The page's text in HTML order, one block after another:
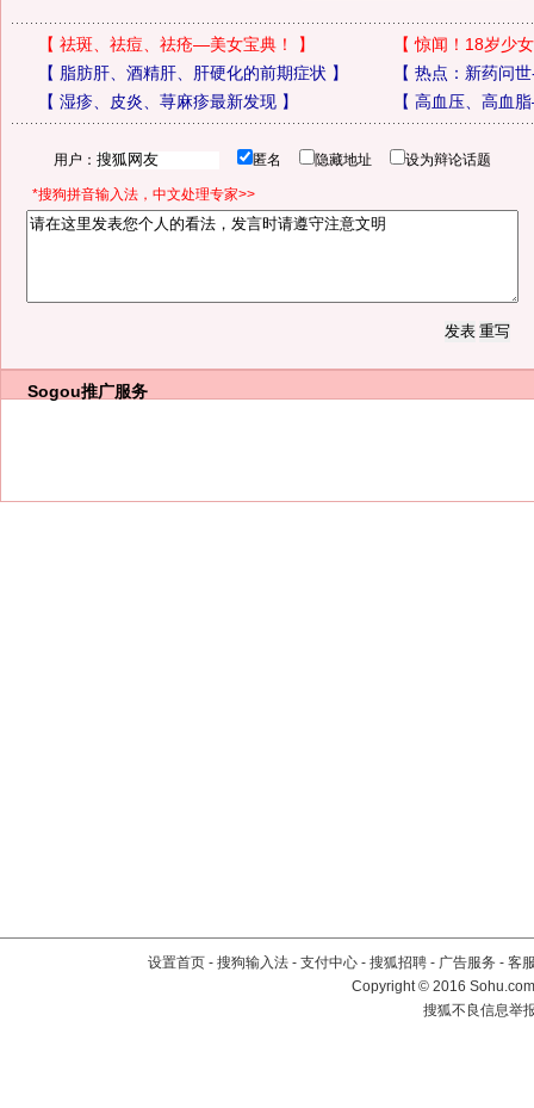
【 祛斑、祛痘、祛疮—美女宝典！ 】 【惊闻！18岁少
【 脂肪肝、酒精肝、肝硬化的前期症状 】 【 热点：新药问
【 湿疹、皮炎、荨麻疹最新发现】 【 高血压、高血
用户： 匿名 隐藏地址 设为辩论话题
*搜狗拼音输入法，中文处理专家>>
Sogou推广服务
设置首页 - 搜狗输入法 - 支付中心 - 搜狐招聘 - 广告服务 - 客
Copyright©2016
搜狐不良信息举